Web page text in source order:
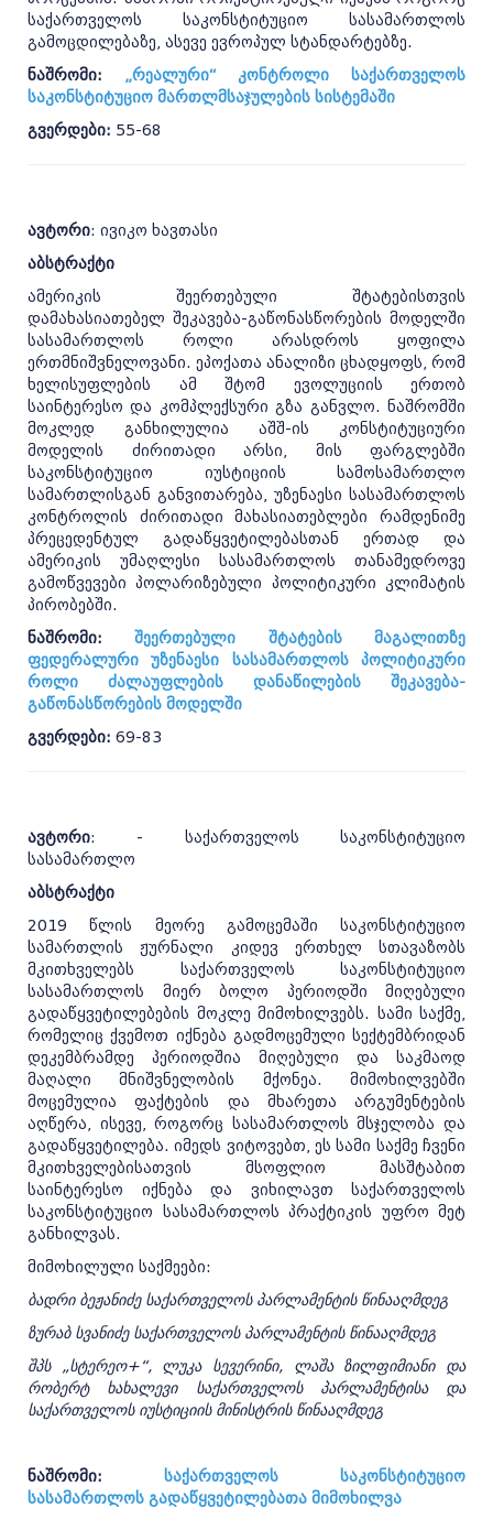
საქართველოს საკონსტიტუციო სასამართლოს
გამოცდილებაზე, ასევე ევროპულ სტანდარტებზე.
ნაშრომი: „რეალური“ კონტროლი საქართველოს
საკონსტიტუციო მართლმსაჯულების სისტემაში
გვერდები: 55-68
ავტორი: ივიკო ხავთასი
აბსტრაქტი
ამერიკის შეერთებული შტატებისთვის
დამახასიათებელ შეკავება-გაწონასწორების მოდელში
სასამართლოს როლი არასდროს ყოფილა
ერთმნიშვნელოვანი. ეპოქათა ანალიზი ცხადყოფს, რომ
ხელისუფლების ამ შტომ ევოლუციის ერთობ
საინტერესო და კომპლექსური გზა განვლო. ნაშრომში
მოკლედ განხილულია აშშ-ის კონსტიტუციური
მოდელის ძირითადი არსი, მის ფარგლებში
საკონსტიტუციო იუსტიციის სამოსამართლო
სამართლისგან განვითარება, უზენაესი სასამართლოს
კონტროლის ძირითადი მახასიათებლები რამდენიმე
პრეცედენტულ გადაწყვეტილებასთან ერთად და
ამერიკის უმაღლესი სასამართლოს თანამედროვე
გამოწვევები პოლარიზებული პოლიტიკური კლიმატის
პირობებში.
ნაშრომი:შეერთებული შტატების მაგალითზე
ფედერალური უზენაესი სასამართლოს პოლიტიკური
როლი ძალაუფლების დანაწილების შეკავება-
გაწონასწორების მოდელში
გვერდები: 69-83
ავტორი: - საქართველოს საკონსტიტუციო
სასამართლო
აბსტრაქტი
2019 წლის მეორე გამოცემაში საკონსტიტუციო
სამართლის ჟურნალი კიდევ ერთხელ სთავაზობს
მკითხველებს საქართველოს საკონსტიტუციო
სასამართლოს მიერ ბოლო პერიოდში მიღებული
გადაწყვეტილებების მოკლე მიმოხილვებს. სამი საქმე,
რომელიც ქვემოთ იქნება გადმოცემული სექტემბრიდან
დეკემბრამდე პერიოდშია მიღებული და საკმაოდ
მაღალი მნიშვნელობის მქონეა. მიმოხილვებში
მოცემულია ფაქტების და მხარეთა არგუმენტების
აღწერა, ისევე, როგორც სასამართლოს მსჯელობა და
გადაწყვეტილება. იმედს ვიტოვებთ, ეს სამი საქმე ჩვენი
მკითხველებისათვის მსოფლიო მასშტაბით
საინტერესო იქნება და ვიხილავთ საქართველოს
საკონსტიტუციო სასამართლოს პრაქტიკის უფრო მეტ
განხილვას.
მიმოხილული საქმეები:
ბადრი ბეჟანიძე საქართველოს პარლამენტის წინააღმდეგ
ზურაბ სვანიძე საქართველოს პარლამენტის წინააღმდეგ
შპს „სტერეო+“, ლუკა სევერინი, ლაშა ზილფიმიანი და
რობერტ ხახალევი საქართველოს პარლამენტისა და
საქართველოს იუსტიციის მინისტრის წინააღმდეგ
ნაშრომი: საქართველოს საკონსტიტუციო
სასამართლოს გადაწყვეტილებათა მიმოხილვა